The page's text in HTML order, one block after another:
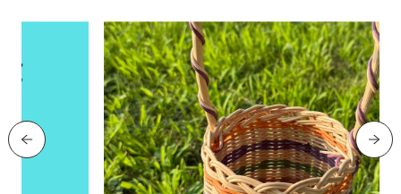
Copyright (c) 2024 野沢温泉マウンテンリゾート観光局
All Rights reserved.